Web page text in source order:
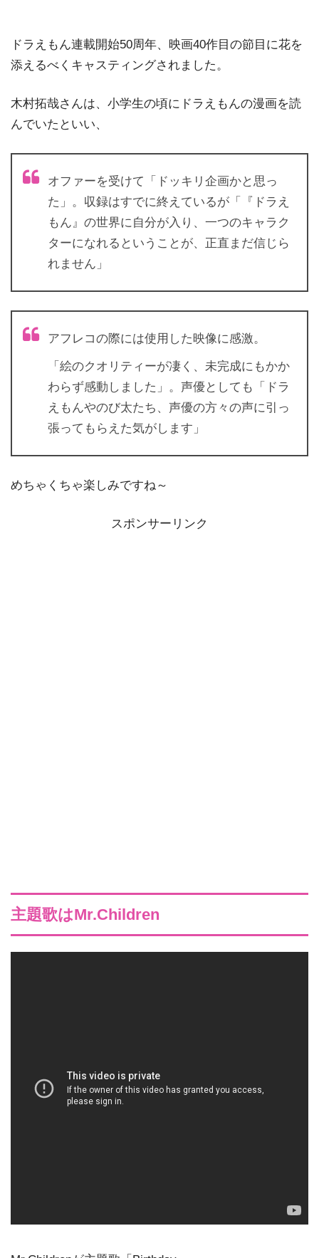
ドラえもん連載開始50周年、映画40作目の節目に花を
添えるべくキャスティングされました。
木村拓哉さんは、小学生の頃にドラえもんの漫画を読
んでいたといい、
オファーを受けて「ドッキリ企画かと思っ
た」。収録はすでに終えているが「『ドラえ
もん』の世界に自分が入り、一つのキャラク
ターになれるということが、正直まだ信じら
れません」
アフレコの際には使用した映像に感激。
「絵のクオリティーが凄く、未完成にもかか
わらず感動しました」。声優としても「ドラ
えもんやのび太たち、声優の方々の声に引っ
張ってもらえた気がします」
めちゃくちゃ楽しみですね～
スポンサーリンク
主題歌はMr.Children